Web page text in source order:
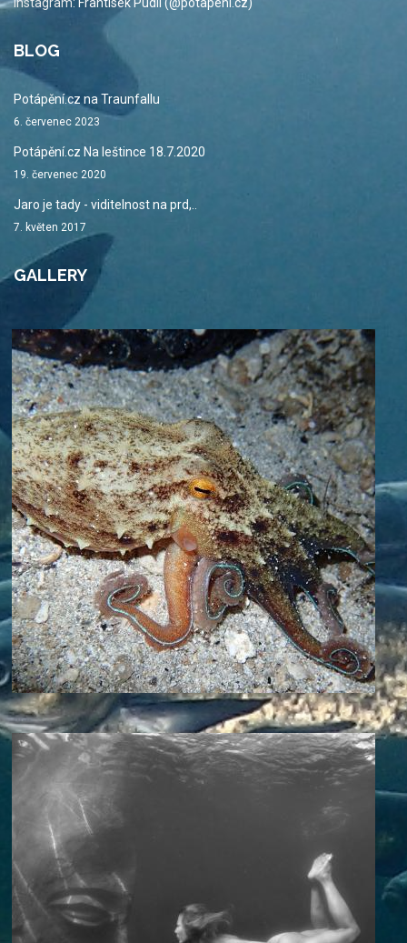
BLOG
Potápění.cz na Traunfallu
6. červenec 2023
Potápění.cz Na leštince 18.7.2020
19. červenec 2020
Jaro je tady - viditelnost na prd,..
7. květen 2017
GALLERY